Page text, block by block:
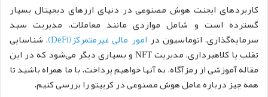
کاربردهای ایجنت هوش مصنوعی در دنیای ارزهای دیجیتال بسیار
گسترده است و شامل مواردی مانند معاملات، مدیریت سبد
سرمایه‌گذاری، اتوماسیون در امور مالی غیرمتمرکز(De‌Fi)
، شناسایی
تقلب یا کلاهبرداری، مدیریت NFT و بسیاری دیگر می‌شود که در این
مقاله آموزشی از رمزآگاه، به آنها خواهیم پرداخت. با ما همراه باشید تا
همه چیز درباره عامل هوش مصنوعی در کریپتو را بررسی کنیم.